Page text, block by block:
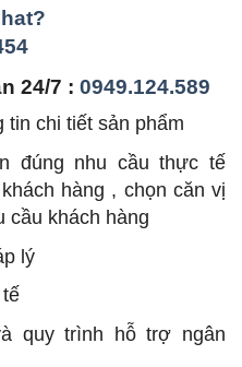
24/7 :0949.124.589
tin chi tiết sản phẩm
đúng nhu cầu thực tế
hàng , chọn căn vị
cầu khách hàng
lý
quy trình hỗ trợ ngân